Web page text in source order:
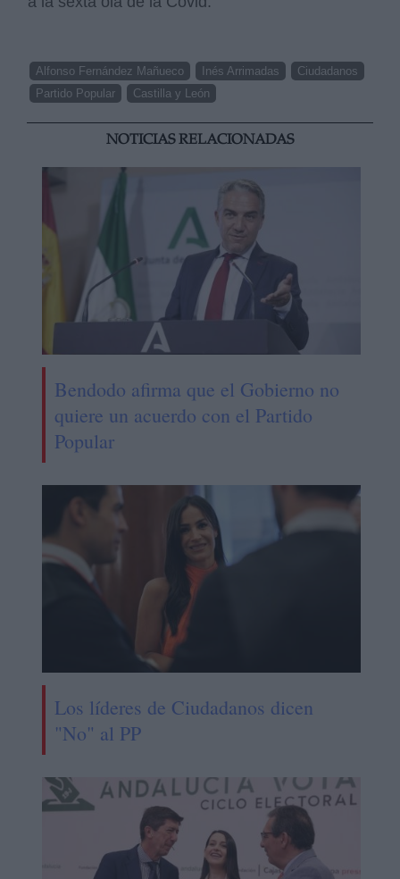
Alfonso Fernández Mañueco Inés Arrimadas
Ciudadanos
Partido Popular
Castilla y León
NOTICIAS RELACIONADAS
Bendodo afirma que el Gobierno no
quiere un acuerdo con el Partido
Popular
Los líderes de Ciudadanos dicen
"No" al PP